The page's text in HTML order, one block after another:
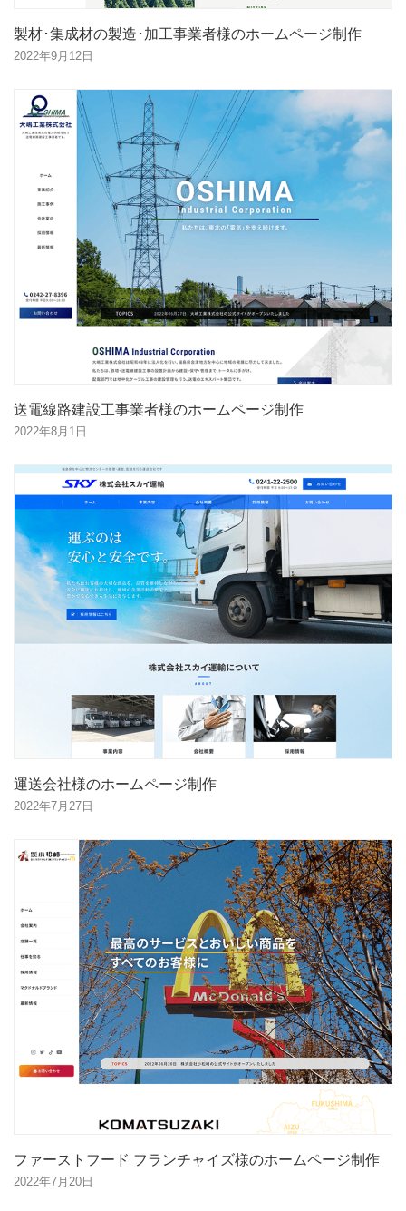
製材･集成材の製造･加工事業者様のホームページ制作
2022年9月12日
送電線路建設工事業者様のホームページ制作
2022年8月1日
運送会社様のホームページ制作
2022年7月27日
ファーストフード フランチャイズ様のホームページ制作
2022年7月20日